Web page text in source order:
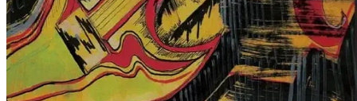
Călin Pop